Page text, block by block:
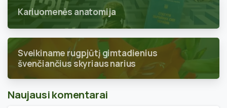
Kariuomenės anatomija
Sveikiname rugpjūtį gimtadienius
švenčiančius skyriaus narius
Naujausi komentarai